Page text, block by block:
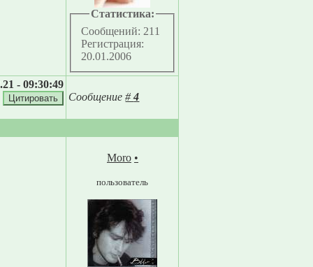
Статистика:
Сообщений: 211
Регистрация:
20.01.2006
- 09:30:49
Сообщение#4
Moro •
пользователь